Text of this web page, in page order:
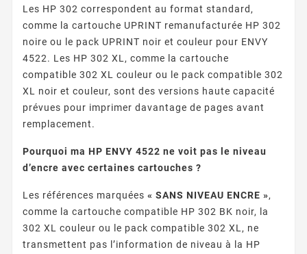
Les HP 302 correspondent au format standard,
comme la cartouche UPRINT remanufacturée HP 302
noire ou le pack UPRINT noir et couleur pour ENVY
4522. Les HP 302 XL, comme la cartouche
compatible 302 XL couleur ou le pack compatible 302
XL noir et couleur, sont des versions haute capacité
prévues pour imprimer davantage de pages avant
remplacement.
Pourquoi ma HP ENVY 4522 ne voit pas le niveau
d’encre avec certaines cartouches ?
Les références marquées « SANS NIVEAU ENCRE »,
comme la cartouche compatible HP 302 BK noir, la
302 XL couleur ou le pack compatible 302 XL, ne
transmettent pas l’information de niveau à la HP